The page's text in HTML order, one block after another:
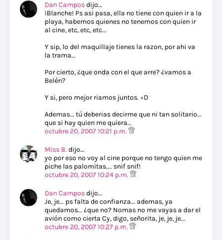
Dan Camposdijo…
¡Blanche! Ps asi pasa, ella no tiene con quien ir a la
playa, habemos quienes no tenemos con quien ir
al cine, etc, etc, etc...
Y sip, lo del maquillaje tienes la razon, por ahi va
la trama...
Por cierto, ¿que onda con el que arre? ¿vamos a
Belén?
Y si, pero mejor riamos juntos. =D
Ademas... tú deberias decirme que ni tan solitario...
que si hay quien me quiera...
octubre 20, 2007 10:21 p.m.
Miss B. dijo…
yo por eso no voy al cine porque no tengo quien me
piche las palomitas.... snif snif!
octubre 20, 2007 10:24 p.m.
Dan Camposdijo…
Je, je... ps falta de confianza... ademas, ya
quedamos... ¿que no? Nomas no me vayas a dar el
avión como cierta Cy, digo, señorita, je, je, je...
octubre 20, 2007 10:27 p.m.